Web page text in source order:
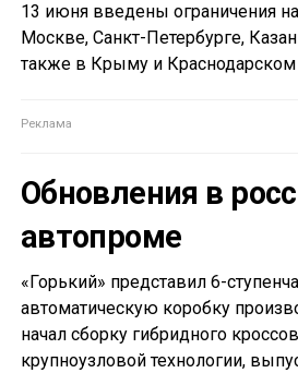
13 июня введены ограничения
Москве, Санкт-Петербурге,
также в Крыму и Краснодарском
Обновления в
автопроме
«Горький» представил 6-
автоматическую коробку
начал сборку гибридного
крупноузловой технологии,